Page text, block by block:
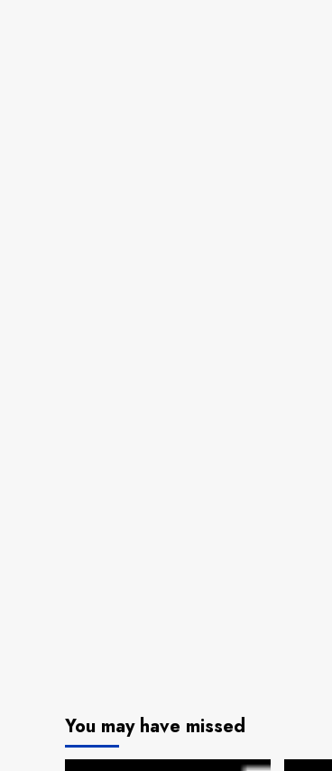
You may have missed